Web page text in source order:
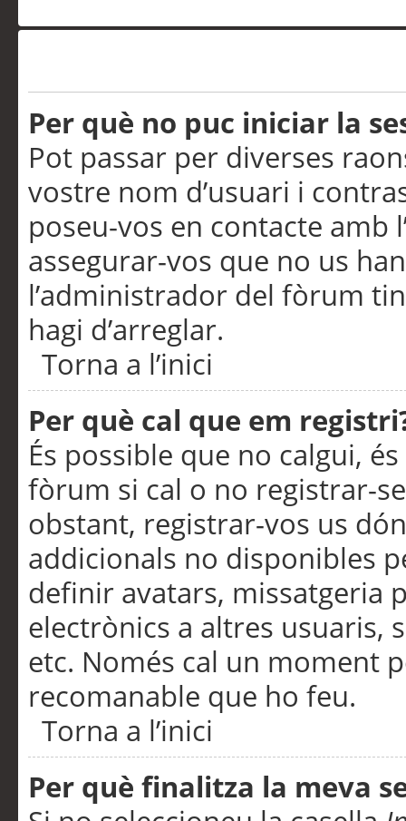
Per què no puc iniciar la
Pot passar per diverses
vostre nom d’usuari i
poseu-vos en contacte
assegurar-vos que no us
l’administrador del fòrum
hagi d’arreglar.
Torna a l’inici
Per què cal que em
És possible que no calgui,
fòrum si cal o no registrar-
obstant, registrar-vos us
addicionals no disponibles
definir avatars, missatgeria
electrònics a altres usuaris,
etc. Només cal un moment
recomanable que ho feu.
Torna a l’inici
Per què finalitza la meva